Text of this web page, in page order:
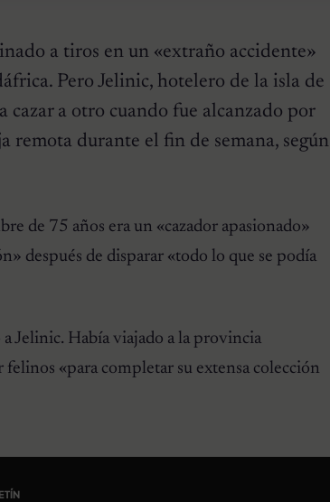
a tiros en un «extraño accidente»
Pero Jelinic, hotelero de la isla de
cazar a otro cuando fue alcanzado por
remota durante el fin de semana, según
de 75 años era un «cazador apasionado»
después de disparar «todo lo que se podía
Jelinic. Había viajado a la provincia
«para completar su extensa colección